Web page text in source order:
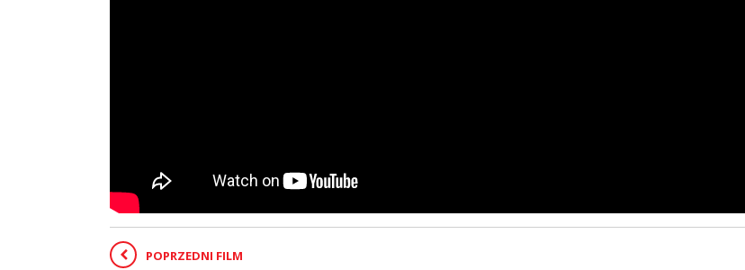
POPRZEDNI FILM